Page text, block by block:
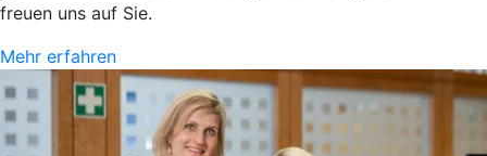
freuen uns auf Sie.
Mehr erfahren